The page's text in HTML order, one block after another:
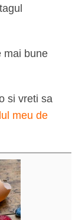
mai bune
si vreti sa
meu de